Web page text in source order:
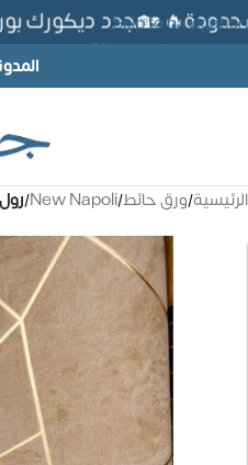
Skip to navigation
Skip to main content
🏡جدد ديكورك بورق
الرئيسية/ورق حائط/
New Napoli
/رول ورق